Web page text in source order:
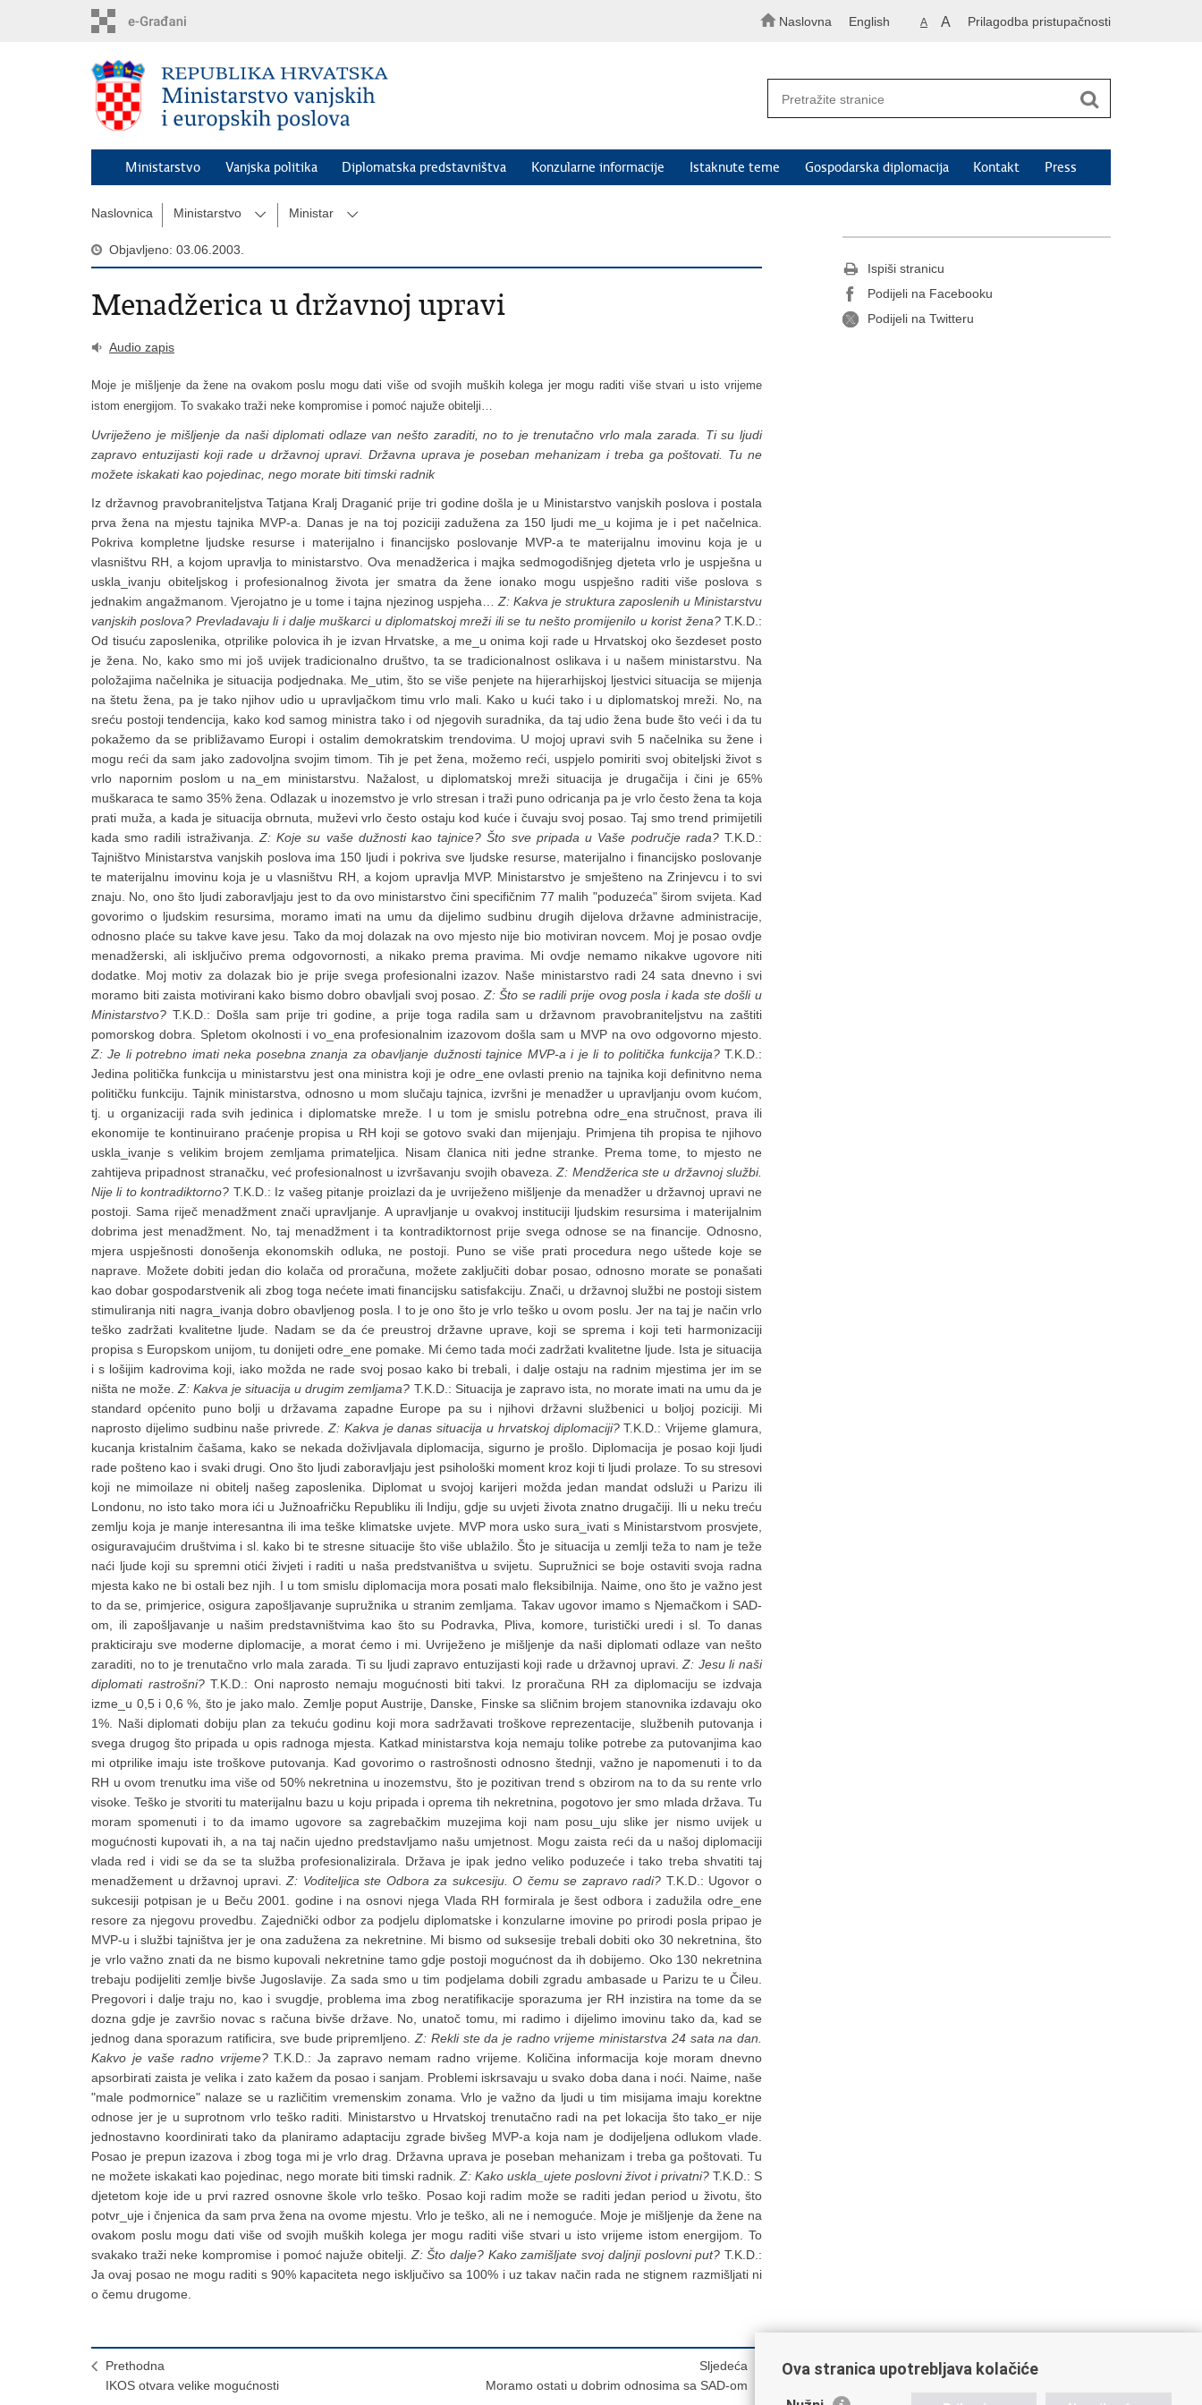
Naslovna English A A Prilagodba pristupačnosti
Ministarstvo Vanjska politika Diplomatska predstavništva Konzularne informacije Istaknute teme Gospodarska diplomacija Kontakt Press
Naslovnica Ministarstvo Ministar
Objavljeno: 03.06.2003.
Menadžerica u državnoj upravi
Audio zapis
Moje je mišljenje da žene na ovakom poslu mogu dati više od svojih muških kolega jer mogu raditi više stvari u isto vrijeme
istom energijom. To svakako traži neke kompromise i pomoć najuže obitelji…
Uvriježeno je mišljenje da naši diplomati odlaze van nešto zaraditi, no to je trenutačno vrlo mala zarada. Ti su ljudi
zapravo entuzijasti koji rade u državnoj upravi. Državna uprava je poseban mehanizam i treba ga poštovati. Tu ne
možete iskakati kao pojedinac, nego morate biti timski radnik
Iz državnog pravobraniteljstva Tatjana Kralj Draganić prije tri godine došla je u Ministarstvo vanjskih poslova i postala
prva žena na mjestu tajnika MVP-a. Danas je na toj poziciji zadužena za 150 ljudi me_u kojima je i pet načelnica.
Pokriva kompletne ljudske resurse i materijalno i financijsko poslovanje MVP-a te materijalnu imovinu koja je u
vlasništvu RH, a kojom upravlja to ministarstvo. Ova menadžerica i majka sedmogodišnjeg djeteta vrlo je uspješna u
uskla_ivanju obiteljskog i profesionalnog života jer smatra da žene ionako mogu uspješno raditi više poslova s
jednakim angažmanom. Vjerojatno je u tome i tajna njezinog uspjeha… Z: Kakva je struktura zaposlenih u Ministarstvu
vanjskih poslova? Prevladavaju li i dalje muškarci u diplomatskoj mreži ili se tu nešto promijenilo u korist žena?T.K.D.:
Od tisuću zaposlenika, otprilike polovica ih je izvan Hrvatske, a me_u onima koji rade u Hrvatskoj oko šezdeset posto
je žena. No, kako smo mi još uvijek tradicionalno društvo, ta se tradicionalnost oslikava i u našem ministarstvu. Na
položajima načelnika je situacija podjednaka. Me_utim, što se više penjete na hijerarhijskoj ljestvici situacija se mijenja
na štetu žena, pa je tako njihov udio u upravljačkom timu vrlo mali. Kako u kući tako i u diplomatskoj mreži. No, na
sreću postoji tendencija, kako kod samog ministra tako i od njegovih suradnika, da taj udio žena bude što veći i da tu
pokažemo da se približavamo Europi i ostalim demokratskim trendovima. U mojoj upravi svih 5 načelnika su žene i
mogu reći da sam jako zadovoljna svojim timom. Tih je pet žena, možemo reći, uspjelo pomiriti svoj obiteljski život s
vrlo napornim poslom u na_em ministarstvu. Nažalost, u diplomatskoj mreži situacija je drugačija i čini je 65%
muškaraca te samo 35% žena. Odlazak u inozemstvo je vrlo stresan i traži puno odricanja pa je vrlo često žena ta koja
prati muža, a kada je situacija obrnuta, muževi vrlo često ostaju kod kuće i čuvaju svoj posao. Taj smo trend primijetili
kada smo radili istraživanja. Z: Koje su vaše dužnosti kao tajnice? Što sve pripada u Vaše područje rada?T.K.D.:
Tajništvo Ministarstva vanjskih poslova ima 150 ljudi i pokriva sve ljudske resurse, materijalno i financijsko poslovanje
te materijalnu imovinu koja je u vlasništvu RH, a kojom upravlja MVP. Ministarstvo je smješteno na Zrinjevcu i to svi
znaju. No, ono što ljudi zaboravljaju jest to da ovo ministarstvo čini specifičnim 77 malih "poduzeća" širom svijeta. Kad
govorimo o ljudskim resursima, moramo imati na umu da dijelimo sudbinu drugih dijelova državne administracije,
odnosno plaće su takve kave jesu. Tako da moj dolazak na ovo mjesto nije bio motiviran novcem. Moj je posao ovdje
menadžerski, ali isključivo prema odgovornosti, a nikako prema pravima. Mi ovdje nemamo nikakve ugovore niti
dodatke. Moj motiv za dolazak bio je prije svega profesionalni izazov. Naše ministarstvo radi 24 sata dnevno i svi
moramo biti zaista motivirani kako bismo dobro obavljali svoj posao. Z: Što se radili prije ovog posla i kada ste došli u
Ministarstvo?T.K.D.: Došla sam prije tri godine, a prije toga radila sam u državnom pravobraniteljstvu na zaštiti
pomorskog dobra. Spletom okolnosti i vo_ena profesionalnim izazovom došla sam u MVP na ovo odgovorno mjesto.
Z: Je li potrebno imati neka posebna znanja za obavljanje dužnosti tajnice MVP-a i je li to politička funkcija?T.K.D.:
Jedina politička funkcija u ministarstvu jest ona ministra koji je odre_ene ovlasti prenio na tajnika koji definitvno nema
političku funkciju. Tajnik ministarstva, odnosno u mom slučaju tajnica, izvršni je menadžer u upravljanju ovom kućom,
tj. u organizaciji rada svih jedinica i diplomatske mreže. I u tom je smislu potrebna odre_ena stručnost, prava ili
ekonomije te kontinuirano praćenje propisa u RH koji se gotovo svaki dan mijenjaju. Primjena tih propisa te njihovo
uskla_ivanje s velikim brojem zemljama primateljica. Nisam članica niti jedne stranke. Prema tome, to mjesto ne
zahtijeva pripadnost stranačku, već profesionalnost u izvršavanju svojih obaveza.Z: Mendžerica ste u državnoj službi.
Nije li to kontradiktorno? T.K.D.: Iz vašeg pitanje proizlazi da je uvriježeno mišljenje da menadžer u državnoj upravi ne
postoji. Sama riječ menadžment znači upravljanje. A upravljanje u ovakvoj instituciji ljudskim resursima i materijalnim
dobrima jest menadžment. No, taj menadžment i ta kontradiktornost prije svega odnose se na financije. Odnosno,
mjera uspješnosti donošenja ekonomskih odluka, ne postoji. Puno se više prati procedura nego uštede koje se
naprave. Možete dobiti jedan dio kolača od proračuna, možete zaključiti dobar posao, odnosno morate se ponašati
kao dobar gospodarstvenik ali zbog toga nećete imati financijsku satisfakciju. Znači, u državnoj službi ne postoji sistem
stimuliranja niti nagra_ivanja dobro obavljenog posla. I to je ono što je vrlo teško u ovom poslu. Jer na taj je način vrlo
teško zadržati kvalitetne ljude. Nadam se da će preustroj državne uprave, koji se sprema i koji teti harmonizaciji
propisa s Europskom unijom, tu donijeti odre_ene pomake. Mi ćemo tada moći zadržati kvalitetne ljude. Ista je situacija
i s lošijim kadrovima koji, iako možda ne rade svoj posao kako bi trebali, i dalje ostaju na radnim mjestima jer im se
ništa ne može.Z: Kakva je situacija u drugim zemljama? T.K.D.: Situacija je zapravo ista, no morate imati na umu da je
standard općenito puno bolji u državama zapadne Europe pa su i njihovi državni službenici u boljoj poziciji. Mi
naprosto dijelimo sudbinu naše privrede. Z: Kakva je danas situacija u hrvatskoj diplomaciji?T.K.D.: Vrijeme glamura,
kucanja kristalnim čašama, kako se nekada doživljavala diplomacija, sigurno je prošlo. Diplomacija je posao koji ljudi
rade pošteno kao i svaki drugi. Ono što ljudi zaboravljaju jest psihološki moment kroz koji ti ljudi prolaze. To su stresovi
koji ne mimoilaze ni obitelj našeg zaposlenika. Diplomat u svojoj karijeri možda jedan mandat odsluži u Parizu ili
Londonu, no isto tako mora ići u Južnoafričku Republiku ili Indiju, gdje su uvjeti života znatno drugačiji. Ili u neku treću
zemlju koja je manje interesantna ili ima teške klimatske uvjete. MVP mora usko sura_ivati s Ministarstvom prosvjete,
osiguravajućim društvima i sl. kako bi te stresne situacije što više ublažilo. Što je situacija u zemlji teža to nam je teže
naći ljude koji su spremni otići živjeti i raditi u naša predstvaništva u svijetu. Supružnici se boje ostaviti svoja radna
mjesta kako ne bi ostali bez njih. I u tom smislu diplomacija mora posati malo fleksibilnija. Naime, ono što je važno jest
to da se, primjerice, osigura zapošljavanje supružnika u stranim zemljama. Takav ugovor imamo s Njemačkom i SAD-
om, ili zapošljavanje u našim predstavništvima kao što su Podravka, Pliva, komore, turistički uredi i sl. To danas
prakticiraju sve moderne diplomacije, a morat ćemo i mi. Uvriježeno je mišljenje da naši diplomati odlaze van nešto
zaraditi, no to je trenutačno vrlo mala zarada. Ti su ljudi zapravo entuzijasti koji rade u državnoj upravi.Z: Jesu li naši
diplomati rastrošni?T.K.D.: Oni naprosto nemaju mogućnosti biti takvi. Iz proračuna RH za diplomaciju se izdvaja
izme_u 0,5 i 0,6 %, što je jako malo. Zemlje poput Austrije, Danske, Finske sa sličnim brojem stanovnika izdavaju oko
1%. Naši diplomati dobiju plan za tekuću godinu koji mora sadržavati troškove reprezentacije, službenih putovanja i
svega drugog što pripada u opis radnoga mjesta. Katkad ministarstva koja nemaju tolike potrebe za putovanjima kao
mi otprilike imaju iste troškove putovanja. Kad govorimo o rastrošnosti odnosno štednji, važno je napomenuti i to da
RH u ovom trenutku ima više od 50% nekretnina u inozemstvu, što je pozitivan trend s obzirom na to da su rente vrlo
visoke. Teško je stvoriti tu materijalnu bazu u koju pripada i oprema tih nekretnina, pogotovo jer smo mlada država. Tu
moram spomenuti i to da imamo ugovore sa zagrebačkim muzejima koji nam posu_uju slike jer nismo uvijek u
mogućnosti kupovati ih, a na taj način ujedno predstavljamo našu umjetnost. Mogu zaista reći da u našoj diplomaciji
vlada red i vidi se da se ta služba profesionalizirala. Država je ipak jedno veliko poduzeće i tako treba shvatiti taj
menadžement u državnoj upravi.Z: Voditeljica ste Odbora za sukcesiju. O čemu se zapravo radi? T.K.D.: Ugovor o
sukcesiji potpisan je u Beču 2001. godine i na osnovi njega Vlada RH formirala je šest odbora i zadužila odre_ene
resore za njegovu provedbu. Zajednički odbor za podjelu diplomatske i konzularne imovine po prirodi posla pripao je
MVP-u i službi tajništva jer je ona zadužena za nekretnine. Mi bismo od suksesije trebali dobiti oko 30 nekretnina, što
je vrlo važno znati da ne bismo kupovali nekretnine tamo gdje postoji mogućnost da ih dobijemo. Oko 130 nekretnina
trebaju podijeliti zemlje bivše Jugoslavije. Za sada smo u tim podjelama dobili zgradu ambasade u Parizu te u Čileu.
Pregovori i dalje traju no, kao i svugdje, problema ima zbog neratifikacije sporazuma jer RH inzistira na tome da se
dozna gdje je završio novac s računa bivše države. No, unatoč tomu, mi radimo i dijelimo imovinu tako da, kad se
jednog dana sporazum ratificira, sve bude pripremljeno.Z: Rekli ste da je radno vrijeme ministarstva 24 sata na dan.
Kakvo je vaše radno vrijeme?T.K.D.: Ja zapravo nemam radno vrijeme. Količina informacija koje moram dnevno
apsorbirati zaista je velika i zato kažem da posao i sanjam. Problemi iskrsavaju u svako doba dana i noći. Naime, naše
"male podmornice" nalaze se u različitim vremenskim zonama. Vrlo je važno da ljudi u tim misijama imaju korektne
odnose jer je u suprotnom vrlo teško raditi. Ministarstvo u Hrvatskoj trenutačno radi na pet lokacija što tako_er nije
jednostavno koordinirati tako da planiramo adaptaciju zgrade bivšeg MVP-a koja nam je dodijeljena odlukom vlade.
Posao je prepun izazova i zbog toga mi je vrlo drag. Državna uprava je poseban mehanizam i treba ga poštovati. Tu
ne možete iskakati kao pojedinac, nego morate biti timski radnik. Z: Kako uskla_ujete poslovni život i privatni? T.K.D.: S
djetetom koje ide u prvi razred osnovne škole vrlo teško. Posao koji radim može se raditi jedan period u životu, što
potvr_uje i čnjenica da sam prva žena na ovome mjestu. Vrlo je teško, ali ne i nemoguće. Moje je mišljenje da žene na
ovakom poslu mogu dati više od svojih muških kolega jer mogu raditi više stvari u isto vrijeme istom energijom. To
svakako traži neke kompromise i pomoć najuže obitelji. Z: Što dalje? Kako zamišljate svoj daljnji poslovni put?T.K.D.:
Ja ovaj posao ne mogu raditi s 90% kapaciteta nego isključivo sa 100% i uz takav način rada ne stignem razmišljati ni
o čemu drugome.
Prethodna
IKOS otvara velike mogućnosti
Sljedeća
Moramo ostati u dobrim odnosima sa SAD-om
Ispiši stranicu
Podijeli na Facebooku
Podijeli na Twitteru
Ova stranica upotrebljava kolačiće